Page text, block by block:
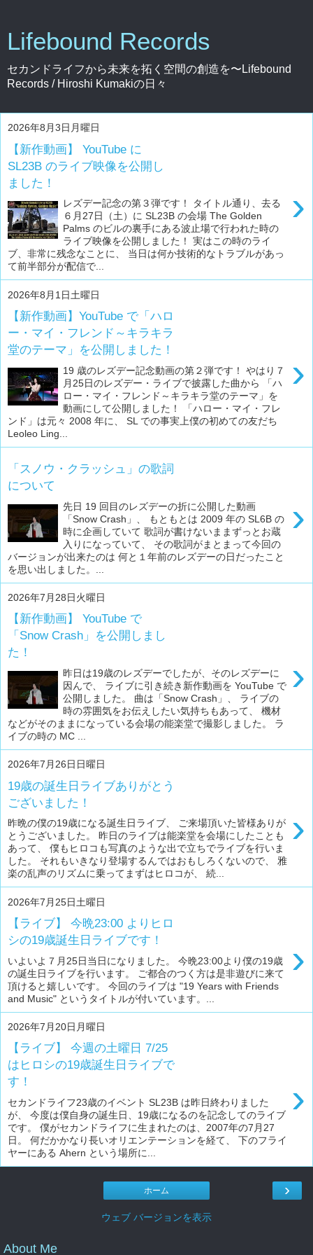
Lifebound Records
セカンドライフから未来を拓く空間の創造を〜Lifebound
Records / Hiroshi Kumakiの日々
2026年8月3日月曜日
【新作動画】 YouTube に
SL23B のライブ映像を公開し
ました！
›
レズデー記念の第３弾です！ タイトル通り、去る
６月27日（土）に SL23B の会場 The Golden
Palms のビルの裏手にある波止場で行われた時の
ライブ映像を公開しました！ 実はこの時のライ
ブ、非常に残念なことに、 当日は何か技術的なトラブルがあっ
て前半部分が配信で...
2026年8月1日土曜日
【新作動画】YouTube で「ハロ
ー・マイ・フレンド～キラキラ
堂のテーマ」を公開しました！
›
19 歳のレズデー記念動画の第２弾です！ やはり７
月25日のレズデー・ライブで披露した曲から 「ハ
ロー・マイ・フレンド～キラキラ堂のテーマ」を
動画にして公開しました！ 「ハロー・マイ・フレ
ンド」は元々 2008 年に、 SL での事実上僕の初めての友だち
Leoleo Ling...
「スノウ・クラッシュ」の歌詞
について
›
先日 19 回目のレズデーの折に公開した動画
「Snow Crash」、 もともとは 2009 年の SL6B の
時に企画していて 歌詞が書けないままずっとお蔵
入りになっていて、 その歌詞がまとまって今回の
バージョンが出来たのは 何と１年前のレズデーの日だったこと
を思い出しました。...
2026年7月28日火曜日
【新作動画】 YouTube で
「Snow Crash」を公開しまし
た！
›
昨日は19歳のレズデーでしたが、そのレズデーに
因んで、 ライブに引き続き新作動画を YouTube で
公開しました。 曲は「Snow Crash」、 ライブの
時の雰囲気をお伝えしたい気持ちもあって、 機材
などがそのままになっている会場の能楽堂で撮影しました。 ラ
イブの時の MC ...
2026年7月26日日曜日
19歳の誕生日ライブありがとう
ございました！
›
昨晩の僕の19歳になる誕生日ライブ、 ご来場頂いた皆様ありが
とうございました。 昨日のライブは能楽堂を会場にしたことも
あって、 僕もヒロコも写真のような出で立ちでライブを行いま
した。 それもいきなり登場するんではおもしろくないので、 雅
楽の乱声のリズムに乗ってまずはヒロコが、 続...
2026年7月25日土曜日
【ライブ】 今晩23:00 よりヒロ
シの19歳誕生日ライブです！
›
いよいよ７月25日当日になりました。 今晩23:00より僕の19歳
の誕生日ライブを行います。 ご都合のつく方は是非遊びに来て
頂けると嬉しいです。 今回のライブは "19 Years with Friends
and Music" というタイトルが付いています。...
2026年7月20日月曜日
【ライブ】 今週の土曜日 7/25
はヒロシの19歳誕生日ライブで
す！
›
セカンドライフ23歳のイベント SL23B は昨日終わりました
が、 今度は僕自身の誕生日、19歳になるのを記念してのライブ
です。 僕がセカンドライフに生まれたのは、2007年の7月27
日。 何だかかなり長いオリエンテーションを経て、 下のフライ
ヤーにある Ahern という場所に...
›
ホーム
ウェブ バージョンを表示
About Me